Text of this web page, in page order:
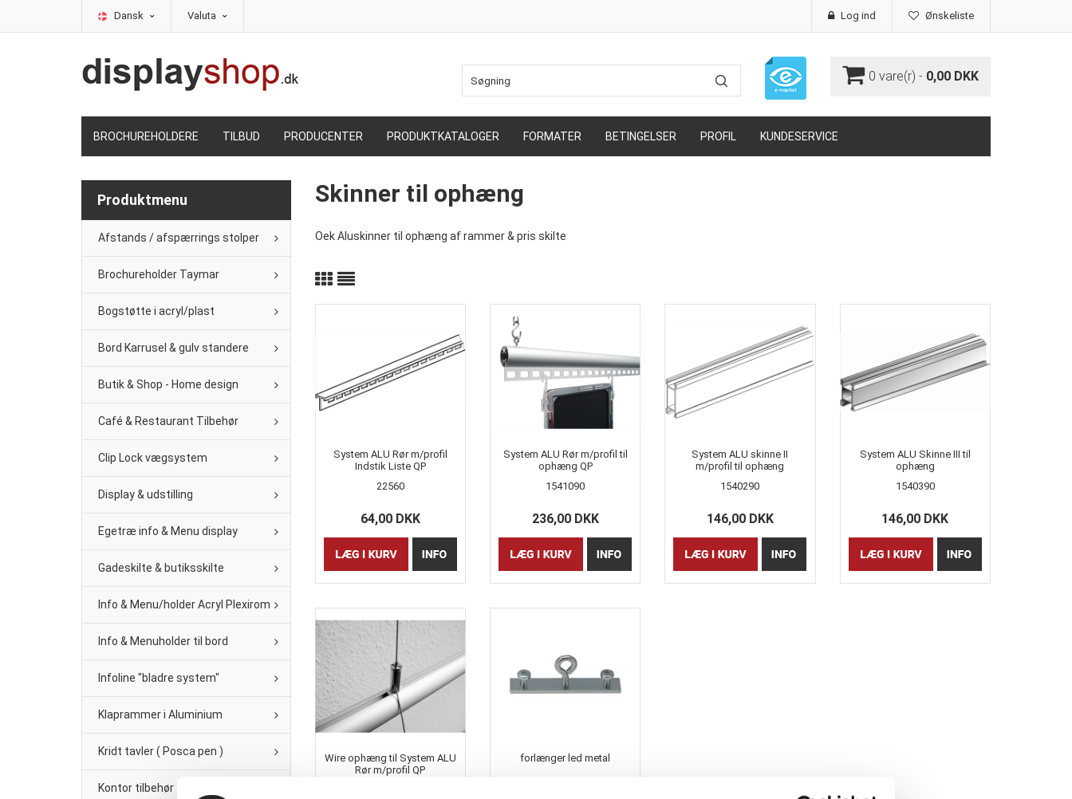
Dansk Valuta Ønskeliste
Log ind
0 vare(r) - 0,00 DKK
BROCHUREHOLDERE TILBUD PRODUCENTER PRODUKTKATALOGER FORMATER BETINGELSER PROFIL KUNDESERVICE
Skinner til ophæng
Oek Aluskinner til ophæng af rammer & pris skilte
System ALU Rør m/profil
Indstik Liste QP
22560
64,00 DKK
System ALU Rør m/profil til
ophæng QP
1541090
236,00 DKK
System ALU skinne II
m/profil til ophæng
1540290
146,00 DKK
System ALU Skinne III til
ophæng
1540390
146,00 DKK
Wire ophæng til System ALU
Rør m/profil QP
forlænger led metal
Produktmenu
Afstands / afspærrings stolper
Brochureholder Taymar
Bogstøtte i acryl/plast
Bord Karrusel & gulv standere
Butik & Shop - Home design
Café & Restaurant Tilbehør
Clip Lock vægsystem
Display & udstilling
Egetræ info & Menu display
Gadeskilte & butiksskilte
Info & Menu/holder Acryl Plexirom
Info & Menuholder til bord
Infoline "bladre system"
Klaprammer i Aluminium
Kridt tavler ( Posca pen )
Kontor tilbehør